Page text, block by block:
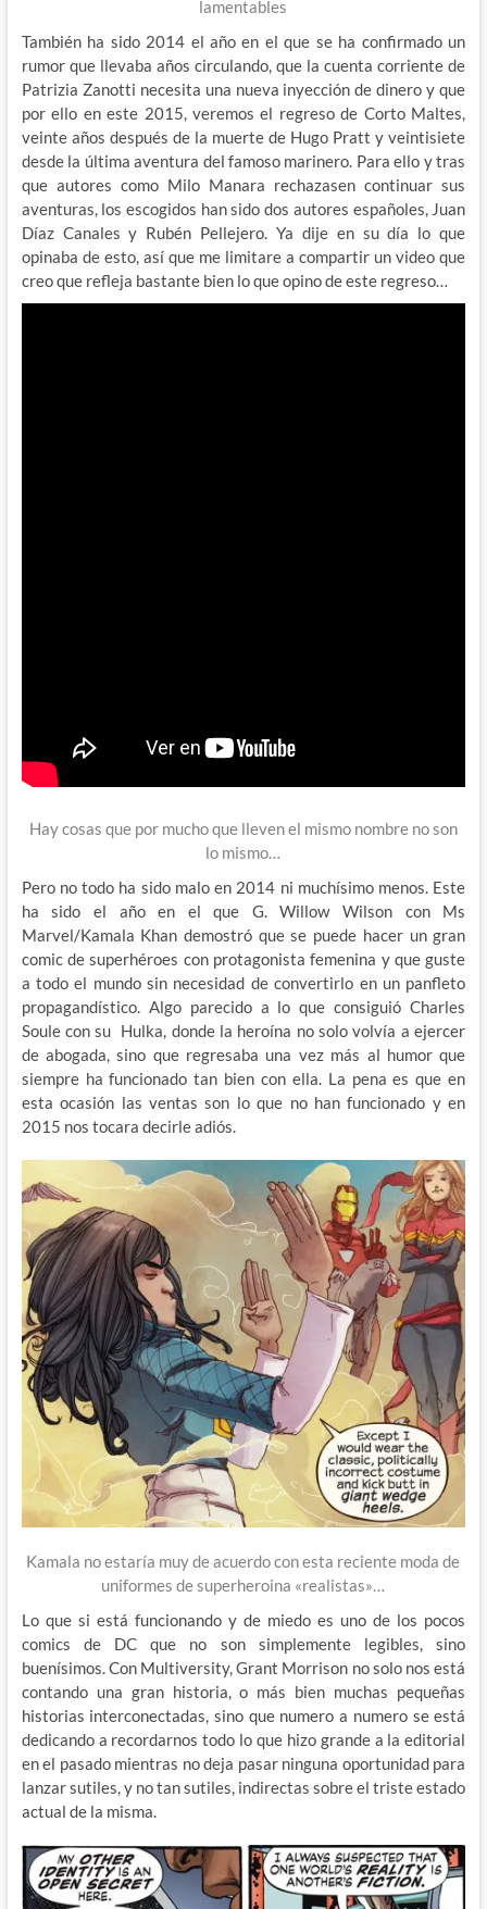
lamentables
También ha sido 2014 el año en el que se ha confirmado un
rumor que llevaba años circulando, que la cuenta corriente de
Patrizia Zanotti necesita una nueva inyección de dinero y que
por ello en este 2015, veremos el regreso de Corto Maltes,
veinte años después de la muerte de Hugo Pratt y veintisiete
desde la última aventura del famoso marinero. Para ello y tras
que autores como Milo Manara rechazasen continuar sus
aventuras, los escogidos han sido dos autores españoles, Juan
Díaz Canales y Rubén Pellejero. Ya dije en su día lo que
opinaba de esto, así que me limitare a compartir un video que
creo que refleja bastante bien lo que opino de este regreso…
Hay cosas que por mucho que lleven el mismo nombre no son
lo mismo…
Pero no todo ha sido malo en 2014 ni muchísimo menos. Este
ha sido el año en el que G. Willow Wilson con Ms
Marvel/Kamala Khan demostró que se puede hacer un gran
comic de superhéroes con protagonista femenina y que guste
a todo el mundo sin necesidad de convertirlo en un panfleto
propagandístico. Algo parecido a lo que consiguió Charles
Soule con su Hulka, donde la heroína no solo volvía a ejercer
de abogada, sino que regresaba una vez más al humor que
siempre ha funcionado tan bien con ella. La pena es que en
esta ocasión las ventas son lo que no han funcionado y en
2015 nos tocara decirle adiós.
Kamala no estaría muy de acuerdo con esta reciente moda de
uniformes de superheroina «realistas»…
Lo que si está funcionando y de miedo es uno de los pocos
comics de DC que no son simplemente legibles, sino
buenísimos. Con Multiversity, Grant Morrison no solo nos está
contando una gran historia, o más bien muchas pequeñas
historias interconectadas, sino que numero a numero se está
dedicando a recordarnos todo lo que hizo grande a la editorial
en el pasado mientras no deja pasar ninguna oportunidad para
lanzar sutiles, y no tan sutiles, indirectas sobre el triste estado
actual de la misma.